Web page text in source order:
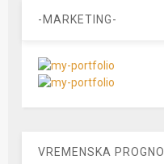
-MARKETING-
VREMENSKA